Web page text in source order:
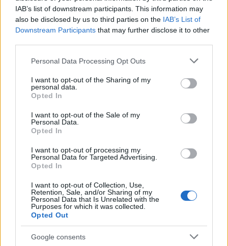
IAB’s list of downstream participants. This information may
also be disclosed by us to third parties on the IAB’s List of
Downstream Participants that may further disclose it to other
Please note that this website/app uses one or more Google
not limited to your visit or usage behaviour. You may click to
grant or deny consent to Google and its third-party tags to
use your data for below specified purposes in below Google
consent section.
Personal Data Processing Opt Outs
I want to opt-out of the Sharing of my
personal data.
Opted In
I want to opt-out of the Sale of my
Personal Data.
Opted In
I want to opt-out of processing my
Personal Data for Targeted Advertising.
Opted In
I want to opt-out of Collection, Use,
Retention, Sale, and/or Sharing of my
Personal Data that Is Unrelated with the
Purposes for which it was collected.
Opted Out
Google consents
urbano; è collaboratrice storica che propone
percorsi culturali e note d'archivio. Vive a
Firenze ed è referente per scambi con
biblioteche storiche cittadine.